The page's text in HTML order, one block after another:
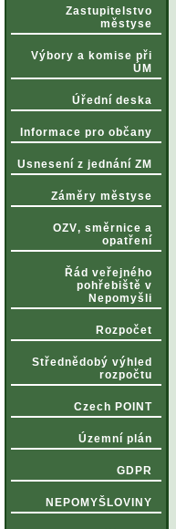
Zastupitelstvo
městyse
Výbory a komise při
ÚM
Úřední deska
Informace pro občany
Usnesení z jednání ZM
Záměry městyse
OZV‚ směrnice a
opatření
Řád veřejného
pohřebiště v
Nepomyšli
Rozpočet
Střednědobý výhled
rozpočtu
Czech POINT
Územní plán
GDPR
NEPOMYŠLOVINY